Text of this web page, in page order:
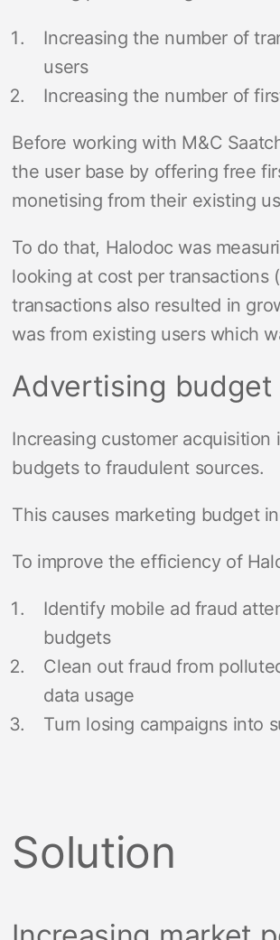
Increasing the number of
users
Increasing the number of
Before working with M&C
the user base by offering free
monetising from their existing
To do that, Halodoc was
looking at cost per transactions
transactions also resulted in
was from existing users which
Advertising
Increasing customer acquisition
budgets to fraudulent sources.
This causes marketing budget
To improve the efficiency of
Identify mobile ad fraud
budgets
Clean out fraud from
data usage
Turn losing campaigns into
Solution